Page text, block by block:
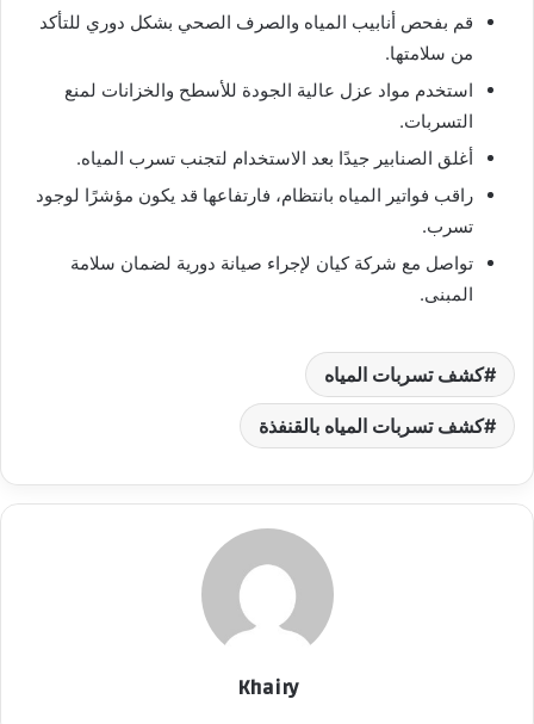
قم بفحص أنابيب المياه والصرف الصحي بشكل دوري للتأكد
من سلامتها.
استخدم مواد عزل عالية الجودة للأسطح والخزانات لمنع
التسربات.
أغلق الصنابير جيدًا بعد الاستخدام لتجنب تسرب المياه.
راقب فواتير المياه بانتظام، فارتفاعها قد يكون مؤشرًا لوجود
تسرب.
تواصل مع شركة كيان لإجراء صيانة دورية لضمان سلامة
المبنى.
كشف تسربات المياه
كشف تسربات المياه بالقنفذة
Khairy